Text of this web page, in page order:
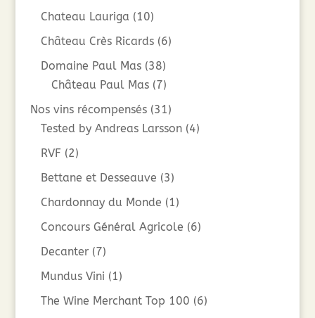
Chateau Lauriga (10)
Château Crès Ricards (6)
Domaine Paul Mas (38)
Château Paul Mas (7)
Nos vins récompensés (31)
Tested by Andreas Larsson (4)
RVF (2)
Bettane et Desseauve (3)
Chardonnay du Monde (1)
Concours Général Agricole (6)
Decanter (7)
Mundus Vini (1)
The Wine Merchant Top 100 (6)